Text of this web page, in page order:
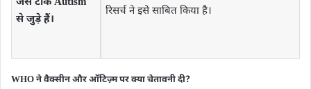
से जुड़े हैं।
रिसर्च ने इसे साबित किया है।
WHO ने वैक्सीन और ऑटिज़्म पर क्या चेतावनी दी?